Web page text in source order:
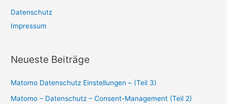
Datenschutz
Impressum
Neueste Beiträge
Matomo Datenschutz Einstellungen – (Teil 3)
Matomo – Datenschutz – Consent-Management (Teil 2)